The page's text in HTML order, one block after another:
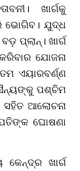
ଖାର୍ଗକୁ
ଭୋଗିବ। ଯୁଦ୍ଧ
ପ୍ଲାନ୍। ଖାର୍ଗ
ଯୋଜନା
ଏୟାରବର୍ଣ୍ଣ
ପଶ୍ଚିମ
ଆଲୋଚନା
ଘୋଷଣା
ଖାର୍ଗ